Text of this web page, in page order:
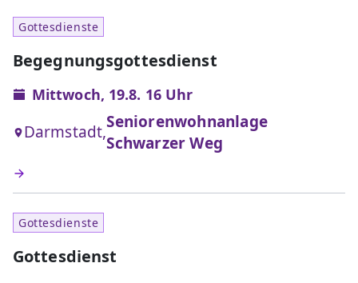
Gottesdienste
Begegnungsgottesdienst
Mittwoch, 19.8. 16 Uhr
Darmstadt,
Seniorenwohnanlage
Schwarzer Weg
Gottesdienste
Gottesdienst